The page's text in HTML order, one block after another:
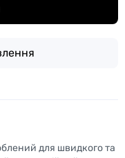
для швидкого та